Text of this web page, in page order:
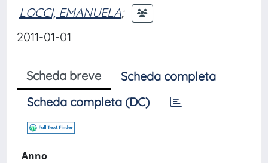
LOCCI, EMANUELA;
2011-01-01
Scheda breve
Scheda completa
Scheda completa (DC)
Anno